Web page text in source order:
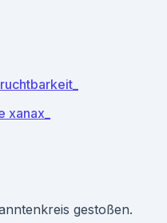
xanax_
gestoßen.